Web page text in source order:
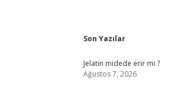
Sidebar
Son Yazılar
Jelatin midede erir mi ?
Ağustos 7, 2026